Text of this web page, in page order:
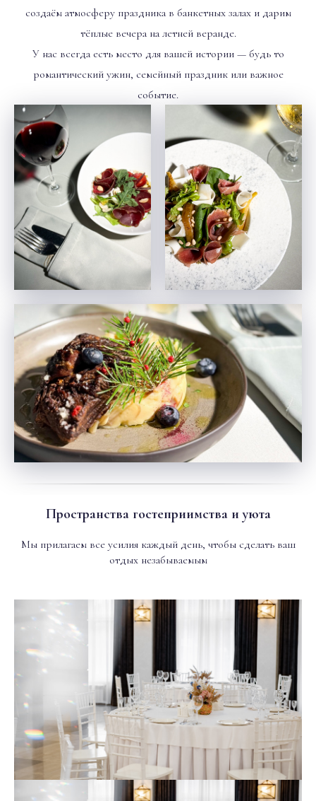
создаём атмосферу праздника в банкетных залах и дарим
тёплые вечера на летней веранде.
У нас всегда есть место для вашей истории — будь то
романтический ужин, семейный праздник или важное
событие.
Пространства гостеприимства и уюта
Мы прилагаем все усилия каждый день, чтобы сделать ваш
отдых незабываемым